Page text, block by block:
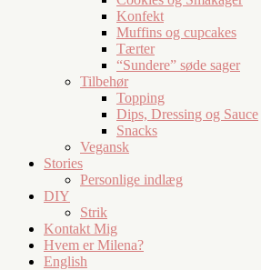
Konfekt
Muffins og cupcakes
Tærter
“Sundere” søde sager
Tilbehør
Topping
Dips, Dressing og Sauce
Snacks
Vegansk
Stories
Personlige indlæg
DIY
Strik
Kontakt Mig
Hvem er Milena?
English